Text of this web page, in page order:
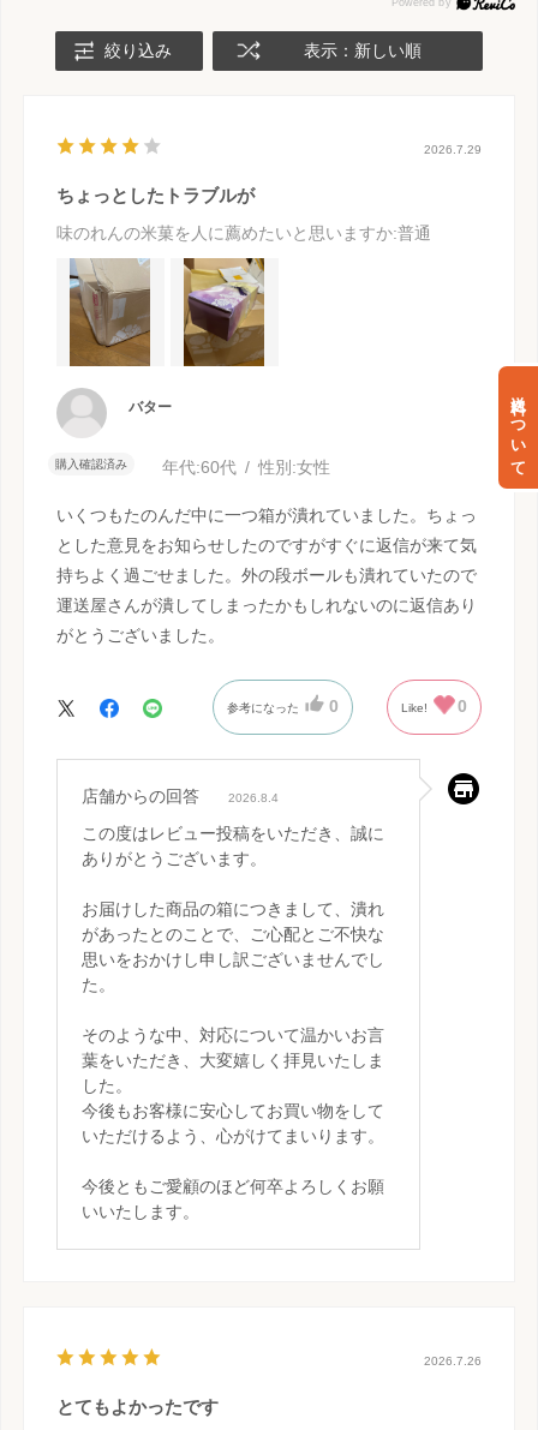
送料について
絞り込み 表示：新しい順
2026.7.29
ちょっとしたトラブルが
味のれんの米菓を人に薦めたいと思いますか:普通
バター
購入確認済み 年代:60代 性別:女性
いくつもたのんだ中に一つ箱が潰れていました。ちょっ
とした意見をお知らせしたのですがすぐに返信が来て気
持ちよく過ごせました。外の段ボールも潰れていたので
運送屋さんが潰してしまったかもしれないのに返信あり
がとうございました。
参考になった 0 Like! 0
店舗からの回答 2026.8.4
この度はレビュー投稿をいただき、誠に
ありがとうございます。
お届けした商品の箱につきまして、潰れ
があったとのことで、ご心配とご不快な
思いをおかけし申し訳ございませんでし
た。
そのような中、対応について温かいお言
葉をいただき、大変嬉しく拝見いたしま
した。
今後もお客様に安心してお買い物をして
いただけるよう、心がけてまいります。
今後ともご愛顧のほど何卒よろしくお願
いいたします。
2026.7.26
とてもよかったです